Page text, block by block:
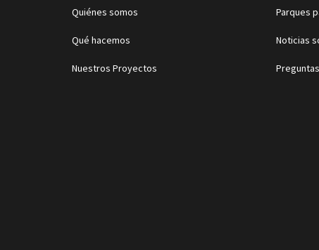
Quiénes somos
Qué hacemos
Nuestros Proyectos
Parques
Noticias